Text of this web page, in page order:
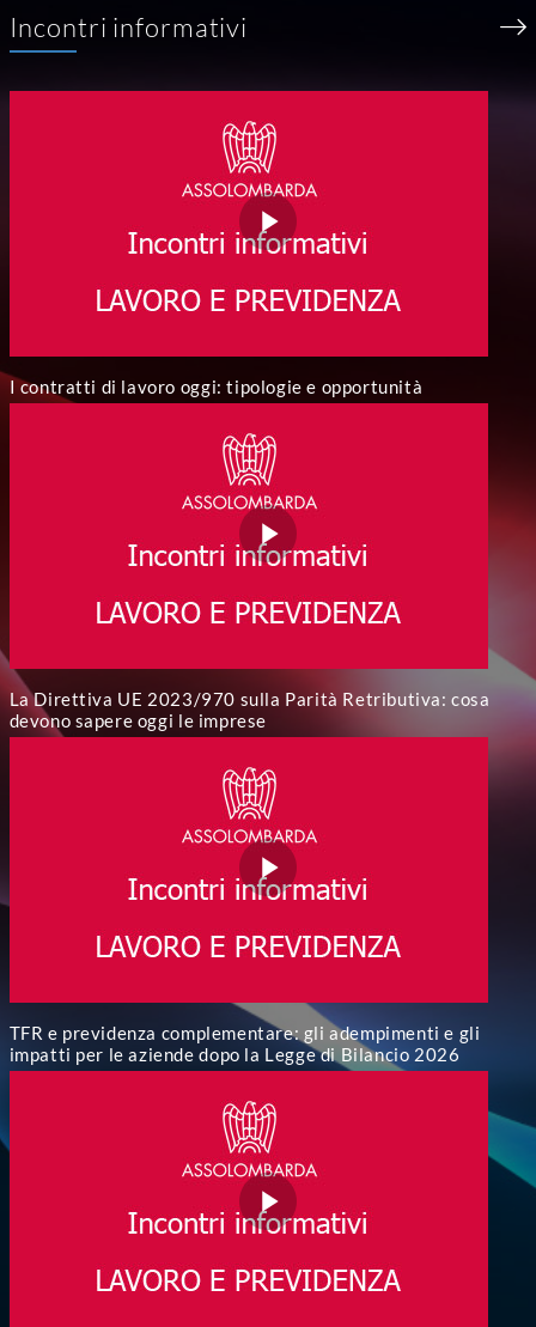
Incontri informativi
I contratti di lavoro oggi: tipologie e opportunità
La Direttiva UE 2023/970 sulla Parità Retributiva: cosa
devono sapere oggi le imprese
TFR e previdenza complementare: gli adempimenti e gli
impatti per le aziende dopo la Legge di Bilancio 2026